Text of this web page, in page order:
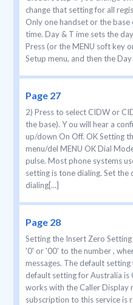
change that setting for all
Only one handset or the base
time. Day & T ime sets the
Press (or the MENU soft key
Setup menu, and then the Day
Page 27
2) Press to select CIDW or
the base). Y ou will hear a
up/down On Off. OK Setting
menu/del MENU OK Dial
pulse. Most phone systems
setting is tone dialing. Set
dialing[...]
Page 28
Setting the Insert Zero
'0' or '00' to the number ,
messages. The default
default setting for Australia is
works with the Caller Display
subscription to this service is